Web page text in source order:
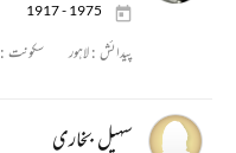
1917 - 1975
پیدائش :لاہور سکونت :
سہیل بخاری